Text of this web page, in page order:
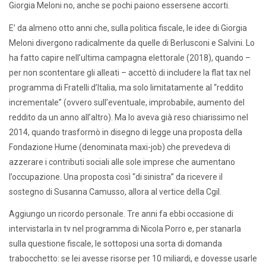
Giorgia Meloni no, anche se pochi paiono essersene accorti.
E’ da almeno otto anni che, sulla politica fiscale, le idee di Giorgia
Meloni divergono radicalmente da quelle di Berlusconi e Salvini. Lo
ha fatto capire nell’ultima campagna elettorale (2018), quando –
per non scontentare gli alleati – accettò di includere la flat tax nel
programma di Fratelli d’Italia, ma solo limitatamente al “reddito
incrementale” (ovvero sull’eventuale, improbabile, aumento del
reddito da un anno all’altro). Ma lo aveva già reso chiarissimo nel
2014, quando trasformò in disegno di legge una proposta della
Fondazione Hume (denominata maxi-job) che prevedeva di
azzerare i contributi sociali alle sole imprese che aumentano
l’occupazione. Una proposta così “di sinistra” da ricevere il
sostegno di Susanna Camusso, allora al vertice della Cgil.
Aggiungo un ricordo personale. Tre anni fa ebbi occasione di
intervistarla in tv nel programma di Nicola Porro e, per stanarla
sulla questione fiscale, le sottoposi una sorta di domanda
trabocchetto: se lei avesse risorse per 10 miliardi, e dovesse usarle